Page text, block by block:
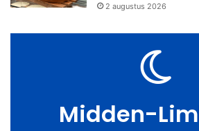
2 augustus 2026
Midden-